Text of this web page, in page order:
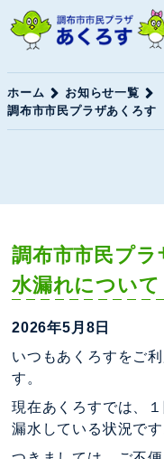
ホーム
お知らせ一覧
調布市市民プラザあくろ
調布市市民プ
水漏れについて
2026年5月8日
いつもあくろすをご
す。
現在あくろすでは、
漏水している状況です